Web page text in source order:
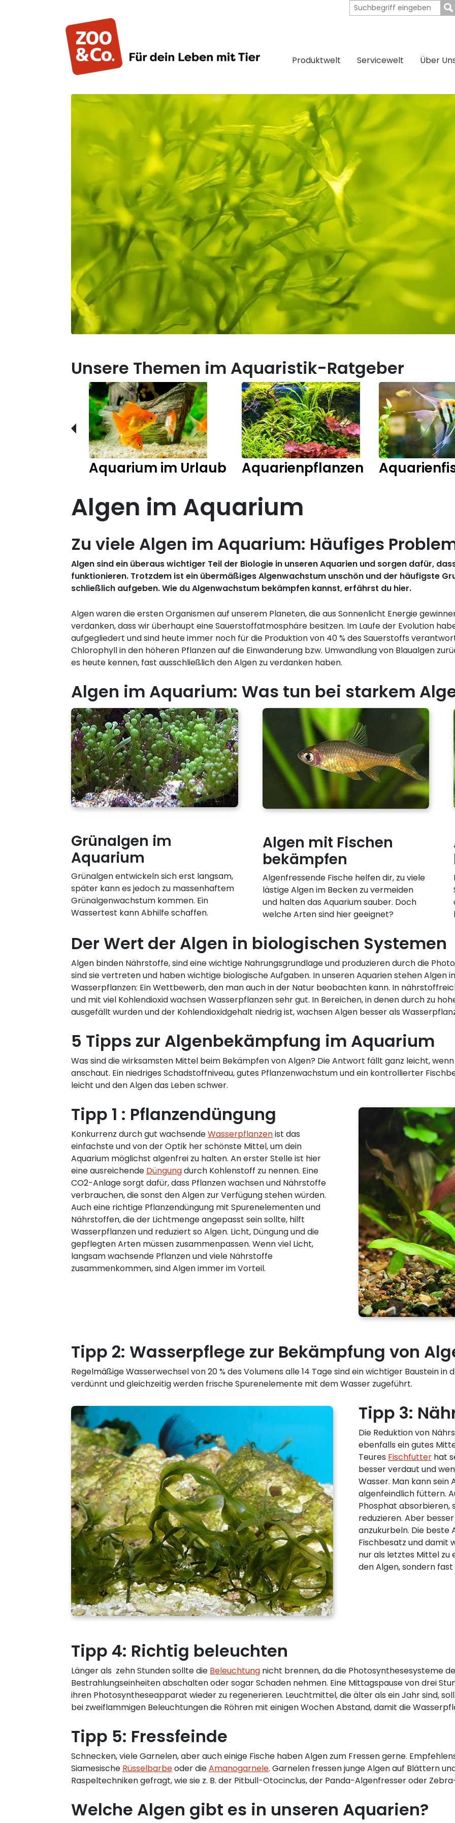
Produktwelt Servicewelt Über
Unsere Themen im Aquaristik-Ratgeber
Aquarium im Urlaub Aquarienpflanzen
Algen im Aquarium
Zu viele Algen im Aquarium: Häufiges
Algen sind ein überaus wichtiger Teil der Biologie in unseren Aquarien und sorgen dafür,
funktionieren. Trotzdem ist ein übermäßiges Algenwachstum unschön und der häufigste
schließlich aufgeben. Wie du Algenwachstum bekämpfen kannst, erfährst du hier.
Algen waren die ersten Organismen auf unserem Planeten, die aus Sonnenlicht Energie
verdanken, dass wir überhaupt eine Sauerstoffatmosphäre besitzen. Im Laufe der Evolution
aufgegliedert und sind heute immer noch für die Produktion von 40 % des Sauerstoffs
Chlorophyll in den höheren Pflanzen auf die Einwanderung bzw. Umwandlung von Blaualgen
es heute kennen, fast ausschließlich den Algen zu verdanken haben.
Algen im Aquarium: Was tun bei starkem
Grünalgen im
Aquarium
Grünalgen entwickeln sich erst langsam,
später kann es jedoch zu massenhaftem
Grünalgenwachstum kommen. Ein
Wassertest kann Abhilfe schaffen.
Algen mit Fischen
bekämpfen
Algenfressende Fische helfen dir, zu viele
lästige Algen im Becken zu vermeiden
und halten das Aquarium sauber. Doch
welche Arten sind hier geeignet?
Der Wert der Algen in biologischen Systemen
Algen binden Nährstoffe, sind eine wichtige Nahrungsgrundlage und produzieren durch die
sind sie vertreten und haben wichtige biologische Aufgaben. In unseren Aquarien stehen Algen
Wasserpflanzen: Ein Wettbewerb, den man auch in der Natur beobachten kann. In
und mit viel Kohlendioxid wachsen Wasserpflanzen sehr gut. In Bereichen, in denen durch zu
ausgefällt wurden und der Kohlendioxidgehalt niedrig ist, wachsen Algen besser als
5 Tipps zur Algenbekämpfung im Aquarium
Was sind die wirksamsten Mittel beim Bekämpfen von Algen? Die Antwort fällt ganz leicht,
anschaut. Ein niedriges Schadstoffniveau, gutes Pflanzenwachstum und ein kontrollierter
leicht und den Algen das Leben schwer.
Tipp 1 : Pflanzendüngung
Konkurrenz durch gut wachsendeWasserpflanzenist das
einfachste und von der Optik her schönste Mittel, um dein
Aquarium möglichst algenfrei zu halten. An erster Stelle ist hier
eine ausreichende Düngungdurch Kohlenstoff zu nennen. Eine
CO2-Anlage sorgt dafür, dass Pflanzen wachsen und Nährstoffe
verbrauchen, die sonst den Algen zur Verfügung stehen würden.
Auch eine richtige Pflanzendüngung mit Spurenelementen und
Nährstoffen, die der Lichtmenge angepasst sein sollte, hilft
Wasserpflanzen und reduziert so Algen. Licht, Düngung und die
gepflegten Arten müssen zusammenpassen. Wenn viel Licht,
langsam wachsende Pflanzen und viele Nährstoffe
zusammenkommen, sind Algen immer im Vorteil.
Tipp 2: Wasserpflege zur Bekämpfung von
Regelmäßige Wasserwechsel von 20 % des Volumens alle 14 Tage sind ein wichtiger Baustein
verdünnt und gleichzeitig werden frische Spurenelemente mit dem Wasser zugeführt.
Tipp 3:
Die Reduktion von
ebenfalls ein gutes
Teures Fischfutter hat
besser verdaut und
Wasser. Man kann
algenfeindlich füttern.
Phosphat absorbieren,
reduzieren. Aber
anzukurbeln. Die beste
Fischbesatz und damit
nur als letztes Mittel zu
den Algen, sondern
Tipp 4: Richtig beleuchten
Länger als zehn Stunden sollte die Beleuchtung nicht brennen, da die Photosynthesesysteme
Bestrahlungseinheiten abschalten oder sogar Schaden nehmen. Eine Mittagspause von drei
ihren Photosyntheseapparat wieder zu regenerieren. Leuchtmittel, die älter als ein Jahr sind,
bei zweiflammigen Beleuchtungen die Röhren mit einigen Wochen Abstand, damit die
Tipp 5: Fressfeinde
Schnecken, viele Garnelen, aber auch einige Fische haben Algen zum Fressen gerne.
Siamesische Rüsselbarbeoder dieAmanogarnele. Garnelen fressen junge Algen auf Blättern
Raspeltechniken gefragt, wie sie z. B. der Pitbull-Otocinclus, der Panda-Algenfresser oder
Welche Algen gibt es in unseren Aquarien?